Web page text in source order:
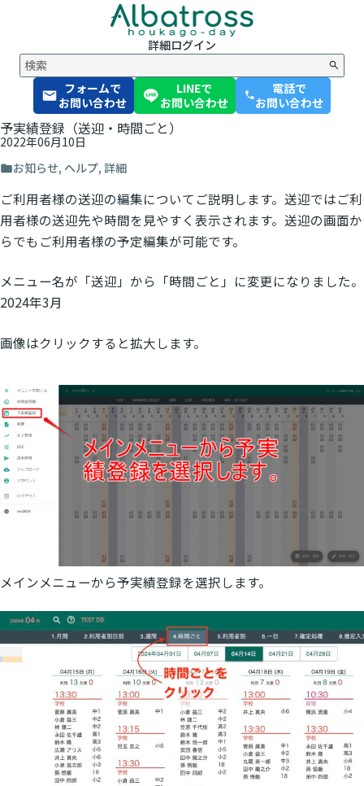
詳細ログイン
フォームで
お問い合わせ
LINEで
お問い合わせ
phone
電話で
お問い合わせ
予実績登録（送迎・時間ごと）
2022年06月10日
お知らせ, ヘルプ, 詳細
ご利用者様の送迎の編集についてご説明します。送迎ではご利
用者様の送迎先や時間を見やすく表示されます。送迎の画面か
らでもご利用者様の予定編集が可能です。
メニュー名が「送迎」から「時間ごと」に変更になりました。
2024年3月
画像はクリックすると拡大します。
メインメニューから予実績登録を選択します。